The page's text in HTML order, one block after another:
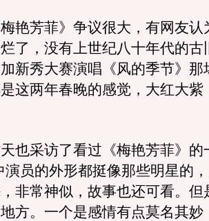
芳菲》争议很大，有网友认
了，没有上世纪八十年代的古
新秀大赛演唱《风的季节》那
这两年春晚的感觉，大红大紫
采访了看过《梅艳芳菲》的
演员的外形都挺像那些明星的
非常神似，故事也还可看。但
方。一个是感情有点莫名其妙